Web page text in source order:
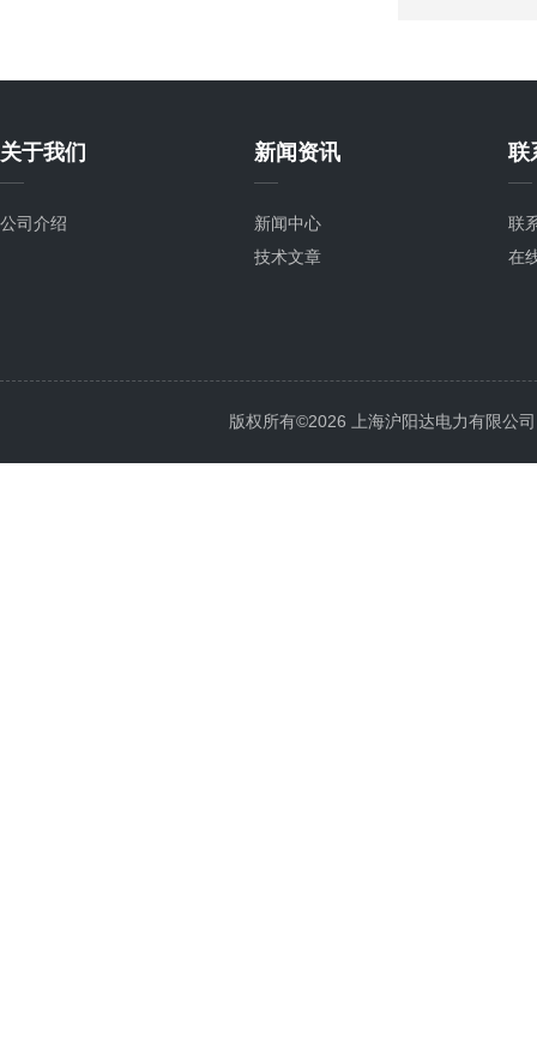
关于我们
公司介绍
新闻资讯
新闻中心
技术文章
联
联
在
版权所有©2026 上海沪阳达电力有限公